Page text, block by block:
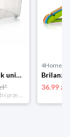
Brilanz Pojemnik uniwersalny na kółkach Gema, 50 l, 50 l
4Home
36.99 zł